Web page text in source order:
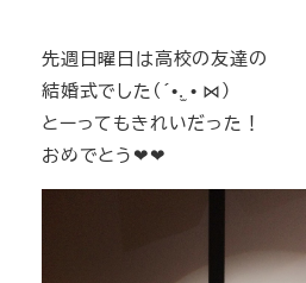
先週日曜日は高校の友達の
結婚式でした(´•.̫ • ⋈)
とーってもきれいだった！
おめでとう❤︎❤︎